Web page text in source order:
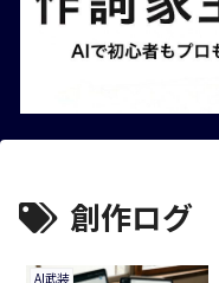
創作ログ
AI武装